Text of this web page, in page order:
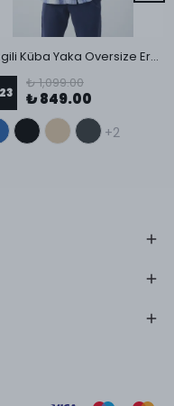
Çizgili Küba Yaka Oversize Erkek Gömlek
23
₺ 1,099.00
₺ 849.00
+2